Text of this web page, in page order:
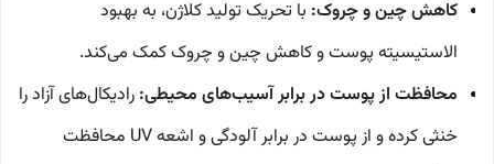
کاهش چین و چروک: با تحریک تولید کلاژن، به بهبود
الاستیسیته پوست و کاهش چین و چروک کمک می‌کند.
محافظت از پوست در برابر آسیب‌های محیطی: رادیکال‌های آزاد را
خنثی کرده و از پوست در برابر آلودگی و اشعه UV محافظت